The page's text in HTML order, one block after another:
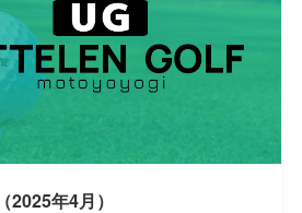
2025年4月）